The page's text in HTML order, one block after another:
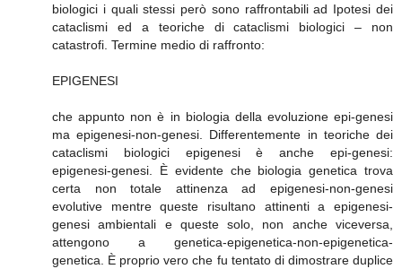
biologici i quali stessi però sono raffrontabili ad Ipotesi dei
cataclismi ed a teoriche di cataclismi biologici – non
catastrofi. Termine medio di raffronto:
EPIGENESI
che appunto non è in biologia della evoluzione epi-genesi
ma epigenesi-non-genesi. Differentemente in teoriche dei
cataclismi biologici epigenesi è anche epi-genesi:
epigenesi-genesi. È evidente che biologia genetica trova
certa non totale attinenza ad epigenesi-non-genesi
evolutive mentre queste risultano attinenti a epigenesi-
genesi ambientali e queste solo, non anche viceversa,
attengono a genetica-epigenetica-non-epigenetica-
genetica. È proprio vero che fu tentato di dimostrare duplice